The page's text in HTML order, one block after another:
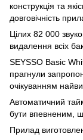
конструкція та
довговічність
Цілих 82 000
видалення всіх
SEYSSO Basic
прагнули
очікуванням
Автоматичний
бути впевненим,
Прилад